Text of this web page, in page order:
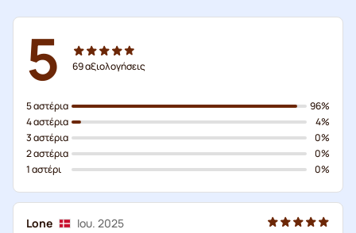
5 69αξιολογήσεις
5 αστέρια
4 αστέρια
3 αστέρια
2 αστέρια
1 αστέρι
96%
4%
0%
0%
0%
Lone
Ιου. 2025